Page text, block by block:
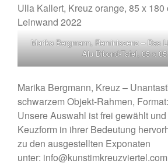
März
August
Juli 2022
Mai 2022
April
März
Januar
Ulla Kallert, Kreuz orange, 85 x 180
Leinwand 2022
Marika Bergmann, Reminiszenz – Das
Alu Dibond-Tafel, 85 x
Marika Bergmann, Kreuz –
schwarzem Objekt-Rahmen,
Unsere Auswahl ist frei gewählt
Keuzform in ihrer Bedeutung
zu den ausgestellten Exponaten
unter: info@kunstimkreuzviertel.com